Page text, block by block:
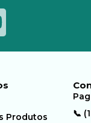
Produtos
📞